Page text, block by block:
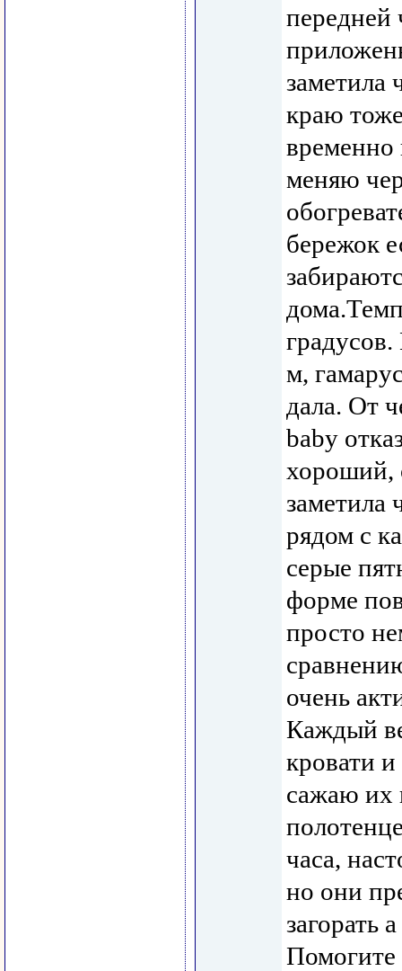
передней
заметила
краю
временно
меняю
бережок
м,
дала. От
baby
хороший,
заметила
рядом с
серые
форме
просто
очень
Каждый
кровати
сажаю их
часа,
но они
загорать
Помогите